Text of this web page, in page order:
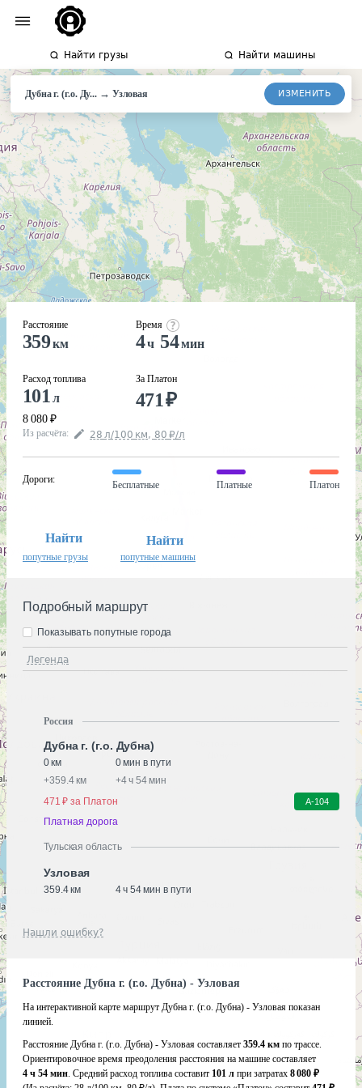
Найти грузы Найти машины
Дубна г. (г.о. Ду... → Узловая ИЗМЕНИТЬ
Расстояние
359км
Расход топлива
101 л
8 080 ₽
Время
4ч 54мин
За Платон
471₽
Из расчёта: 28 л/100 км, 80 ₽/л
Дороги:
Бесплатные Платные Платон
Найти
попутные грузы
Найти
попутные машины
Подробный маршрут
Легенда
Показывать попутные города
Россия
Дубна г. (г.о. Дубна)
0 км
0 мин в пути
+359.4 км +4 ч 54 мин
471 ₽ за Платон
А-104
Платная дорога
Тульская область
Узловая
359.4 км 4 ч 54 мин в пути
Нашли ошибку?
Расстояние Дубна г. (г.о. Дубна) - Узловая
На интерактивной карте маршрут Дубна г. (г.о. Дубна) - Узловая показан
линией.
Расстояние Дубна г. (г.о. Дубна) - Узловая составляет 359.4 км по трассе.
Ориентировочное время преодоления расстояния на машине составляет
4 ч 54 мин. Средний расход топлива составит 101 л при затратах 8 080 ₽